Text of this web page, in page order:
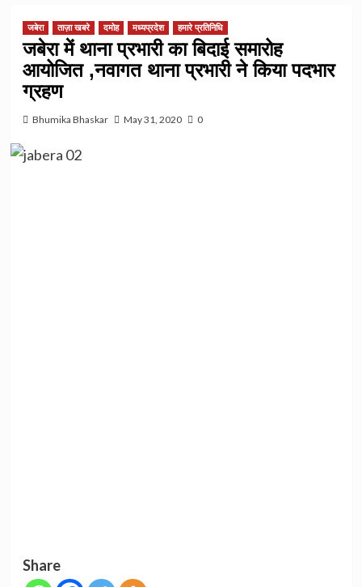
जबेरा ताज़ा खबरे दमोह मध्यप्रदेश हमारे प्रतिनिधि
जबेरा में थाना प्रभारी का बिदाई समारोह
आयोजित ,नवागत थाना प्रभारी ने किया पदभार
ग्रहण
Bhumika Bhaskar May 31, 2020 0
Share